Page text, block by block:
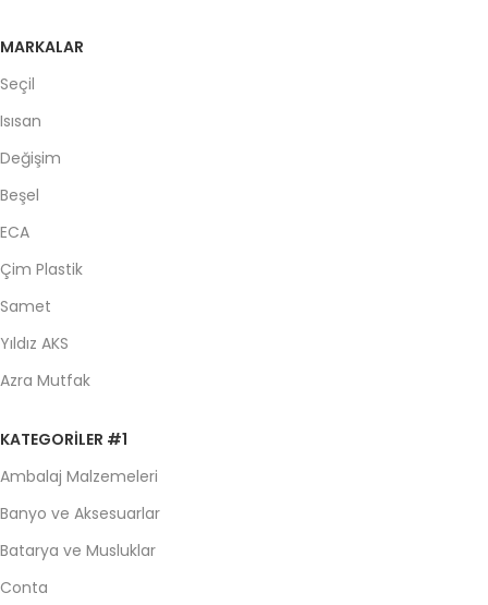
MARKALAR
Seçil
Isısan
Değişim
Beşel
ECA
Çim Plastik
Samet
Yıldız AKS
Azra Mutfak
KATEGORILER #1
Ambalaj Malzemeleri
Banyo ve Aksesuarlar
Batarya ve Musluklar
Conta